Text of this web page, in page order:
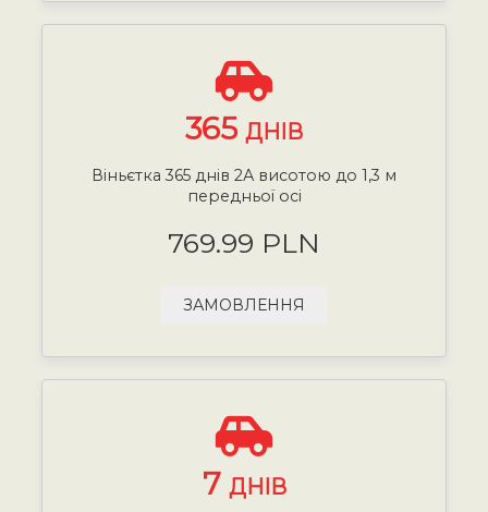
365 ДНІВ
Віньєтка 365 днів 2А висотою до 1,3 м
передньої осі
769.99 PLN
ЗАМОВЛЕННЯ
7 ДНІВ